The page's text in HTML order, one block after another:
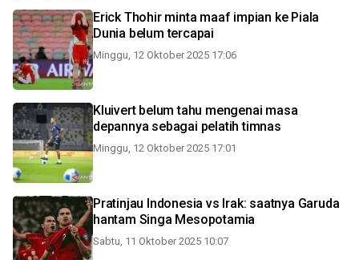
Erick Thohir minta maaf impian ke Piala
Dunia belum tercapai
Minggu, 12 Oktober 2025 17:06
Kluivert belum tahu mengenai masa
depannya sebagai pelatih timnas
Minggu, 12 Oktober 2025 17:01
Pratinjau Indonesia vs Irak: saatnya Garuda
hantam Singa Mesopotamia
Sabtu, 11 Oktober 2025 10:07